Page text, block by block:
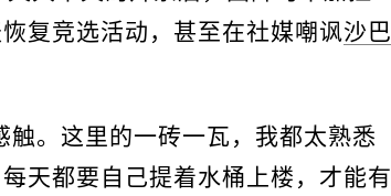
复竞选活动，甚至在社媒嘲讽沙巴
触。这里的一砖一瓦，我都太熟悉
天都要自己提着水桶上楼，才能有